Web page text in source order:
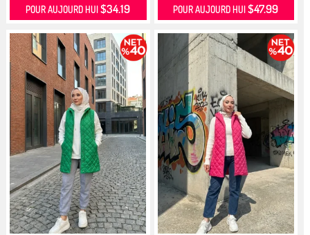
POUR AUJOURD HUI$34.19 POUR AUJOURD HUI$47.99